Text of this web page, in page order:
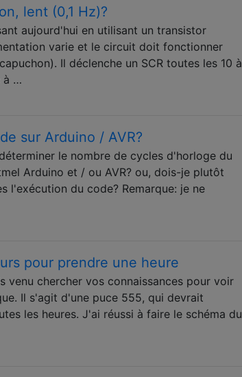
lent (0,1 Hz)?
aujourd'hui en utilisant un transistor
varie et le circuit doit fonctionner
Il déclenche un SCR toutes les 10 à
à …
sur Arduino / AVR?
le nombre de cycles d'horloge du
Arduino et / ou AVR? ou, dois-je plutôt
l'exécution du code? Remarque: je ne
pour prendre une heure
venu chercher vos connaissances pour voir
Il s'agit d'une puce 555, qui devrait
les heures. J'ai réussi à faire le schéma du